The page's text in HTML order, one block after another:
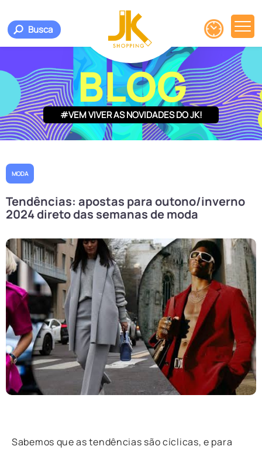
Busca
BLOG
#VEM VIVER AS NOVIDADES DO JK!
MODA
Tendências: apostas para outono/inverno
2024 direto das semanas de moda
Sabemos que as tendências são cíclicas, e para